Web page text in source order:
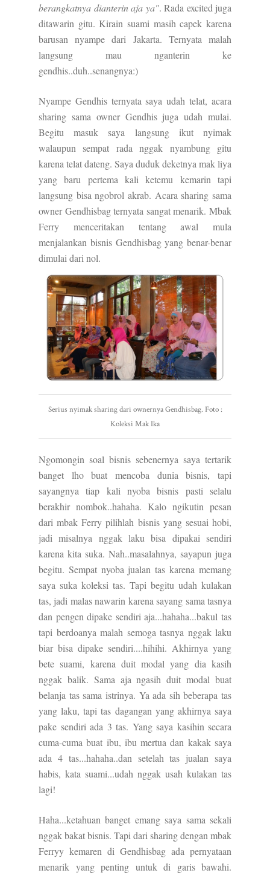
berangkatnya dianterin aja ya". Rada excited juga
ditawarin gitu. Kirain suami masih capek karena
barusan nyampe dari Jakarta. Ternyata malah
langsung mau nganterin ke
gendhis..duh..senangnya:)
Nyampe Gendhis ternyata saya udah telat, acara
sharing sama owner Gendhis juga udah mulai.
Begitu masuk saya langsung ikut nyimak
walaupun sempat rada nggak nyambung gitu
karena telat dateng. Saya duduk deketnya mak liya
yang baru pertema kali ketemu kemarin tapi
langsung bisa ngobrol akrab. Acara sharing sama
owner Gendhisbag ternyata sangat menarik. Mbak
Ferry menceritakan tentang awal mula
menjalankan bisnis Gendhisbag yang benar-benar
dimulai dari nol.
Serius nyimak sharing dari ownernya Gendhisbag. Foto :
Koleksi Mak Ika
Ngomongin soal bisnis sebenernya saya tertarik
banget lho buat mencoba dunia bisnis, tapi
sayangnya tiap kali nyoba bisnis pasti selalu
berakhir nombok..hahaha. Kalo ngikutin pesan
dari mbak Ferry pilihlah bisnis yang sesuai hobi,
jadi misalnya nggak laku bisa dipakai sendiri
karena kita suka. Nah..masalahnya, sayapun juga
begitu. Sempat nyoba jualan tas karena memang
saya suka koleksi tas. Tapi begitu udah kulakan
tas, jadi malas nawarin karena sayang sama tasnya
dan pengen dipake sendiri aja...hahaha...bakul tas
tapi berdoanya malah semoga tasnya nggak laku
biar bisa dipake sendiri....hihihi. Akhirnya yang
bete suami, karena duit modal yang dia kasih
nggak balik. Sama aja ngasih duit modal buat
belanja tas sama istrinya. Ya ada sih beberapa tas
yang laku, tapi tas dagangan yang akhirnya saya
pake sendiri ada 3 tas. Yang saya kasihin secara
cuma-cuma buat ibu, ibu mertua dan kakak saya
ada 4 tas...hahaha..dan setelah tas jualan saya
habis, kata suami...udah nggak usah kulakan tas
lagi!
Haha...ketahuan banget emang saya sama sekali
nggak bakat bisnis. Tapi dari sharing dengan mbak
Ferryy kemaren di Gendhisbag ada pernyataan
menarik yang penting untuk di garis bawahi.